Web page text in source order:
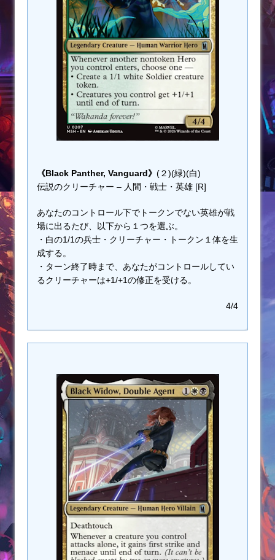
《Black Panther, Vanguard》 (２)(緑)(白)
伝説のクリーチャー – 人間・戦士・英雄 [R]
あなたのコントロール下でトークンでない英雄が戦
場に出るたび、以下から１つを選ぶ。
・白の1/1の兵士・クリーチャー・トークン１体を生
成する。
・ターン終了時まで、あなたがコントロールしてい
るクリーチャーは+1/+1の修正を受ける。
4/4